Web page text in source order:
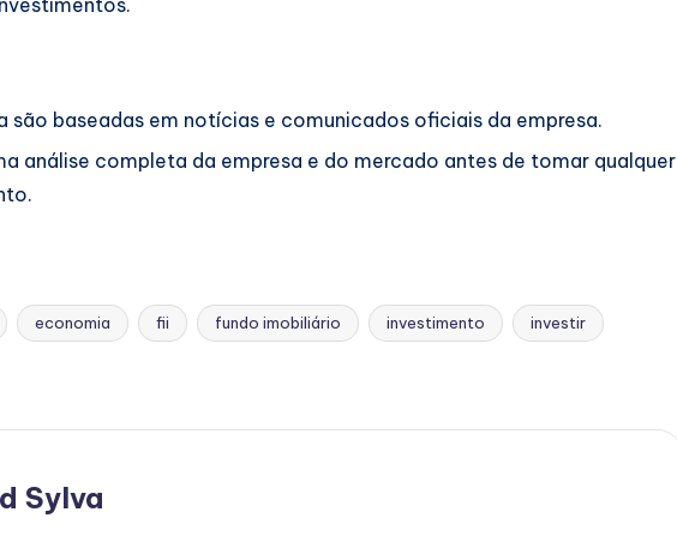
são baseadas em notícias e comunicados oficiais da empresa.
análise completa da empresa e do mercado antes de tomar qualquer
economia fii fundo imobiliário investimento investir
Sylva